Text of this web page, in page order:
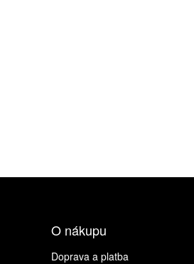
O nákupu
Doprava a platba